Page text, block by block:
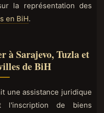
la représentation des
en BiH.
à Sarajevo, Tuzla et
de BiH
une assistance juridique
de biens